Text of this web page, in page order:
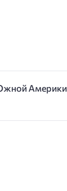
Америки